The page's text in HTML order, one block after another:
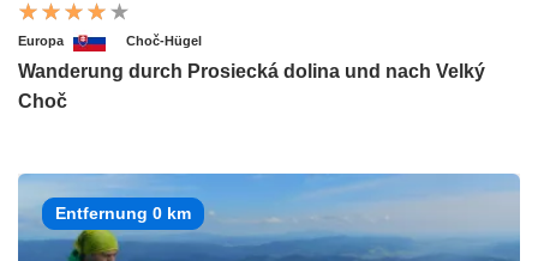
Europa Choč-Hügel
Wanderung durch Prosiecká dolina und nach Velký
Choč
Entfernung 0 km